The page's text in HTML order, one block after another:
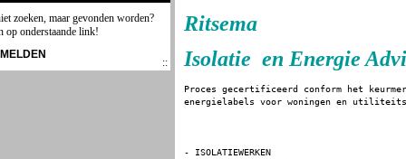
zoeken, maar gevonden worden?
op onderstaande link!
Ritsema
Isolatie en Energie
Proces gecertificeerd conform het
energielabels voor woningen en
- ISOLATIEWERKEN